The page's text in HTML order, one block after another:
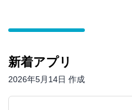
新着アプリ
2026年5月14日 作成